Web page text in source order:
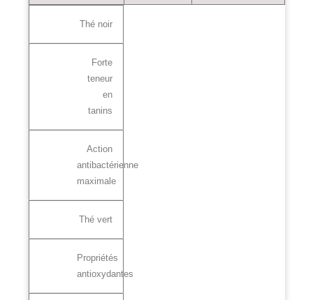
Thé noir
Forte
teneur
en
tanins
Action
antibactérienne
maximale
Thé vert
Propriétés
antioxydantes